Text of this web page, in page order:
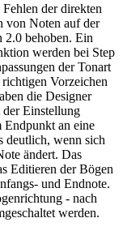
der direkten
von Noten auf der
2.0 behoben. Ein
werden bei Step
der Tonart
Vorzeichen
die Designer
der Einstellung
Endpunkt an eine
deutlich, wenn sich
ändert. Das
Editieren der Bögen
und Endnote.
- nach
werden.